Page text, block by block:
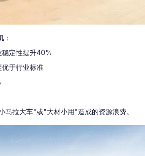
：
稳定性提升40%
于行业标准
马拉大车"或"大材小用"造成的资源浪费。